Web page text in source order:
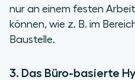
nur an einem festen
können, wie z. B. im
Baustelle.
3. Das Büro-basierte